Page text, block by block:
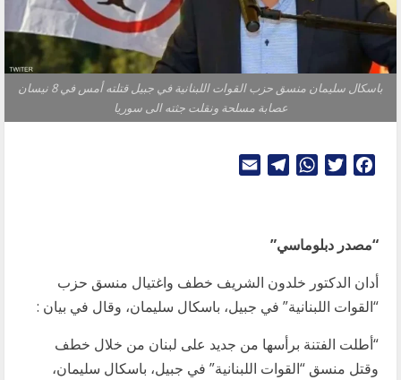
باسكال سليمان منسق حزب القوات اللبنانية في جبيل قتلته أمس في 8 نيسان
عصابة مسلحة ونقلت جثته الى سوريا
Facebook
Twitter
WhatsApp
Telegram
Email
“مصدر دبلوماسي”
أدان الدكتور خلدون الشريف خطف واغتيال منسق حزب
“القوات اللبنانية” في جبيل، باسكال سليمان، وقال في بيان :
“أطلت الفتنة برأسها من جديد على لبنان من خلال خطف
وقتل منسق “القوات اللبنانية” في جبيل، باسكال سليمان،